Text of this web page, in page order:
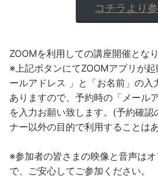
コチラより
ZOOMを利用しての講座開催となり
※上記ボタンにてZOOMアプリが
ールアドレス 」と「お名前」の入
ありますので、予約時の「メール
を入力お願い致します。(予約確認
ナー以外の目的で利用することは
※参加者の皆さまの映像と音声は
で、ご安心してご参加ください。